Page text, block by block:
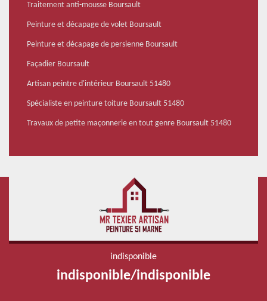
Traitement anti-mousse Boursault
Peinture et décapage de volet Boursault
Peinture et décapage de persienne Boursault
Façadier Boursault
Artisan peintre d'intérieur Boursault 51480
Spécialiste en peinture toiture Boursault 51480
Travaux de petite maçonnerie en tout genre Boursault 51480
indisponible
indisponible/indisponible